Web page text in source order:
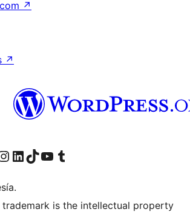
↗
↗
de Threads
página de Facebook
nuestra cuenta de Instagram
Visita nuestra cuenta de LinkedIn
Visita nuestra cuenta de TikTok
Visita nuestro canal de YouTube
Visita nuestra cuenta de Tumblr
trademark is the intellectual property